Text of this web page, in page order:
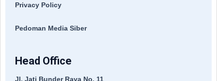
Privacy Policy
Pedoman Media Siber
Head Office
Jl. Jati Bunder Raya No. 11